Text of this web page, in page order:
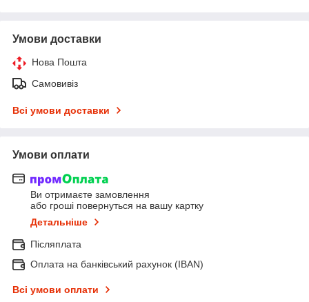
Умови доставки
Нова Пошта
Самовивіз
Всі умови доставки
Умови оплати
Ви отримаєте замовлення
або гроші повернуться на вашу картку
Детальніше
Післяплата
Оплата на банківський рахунок (IBAN)
Всі умови оплати